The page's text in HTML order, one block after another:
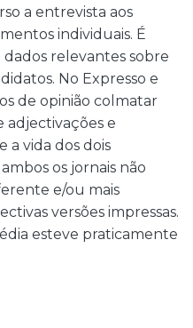
a entrevista aos
individuais. É
relevantes sobre
No Expresso e
de opinião colmatar
adjectivações e
a vida dos dois
os jornais não
e/ou mais
versões impressas.
esteve praticamente